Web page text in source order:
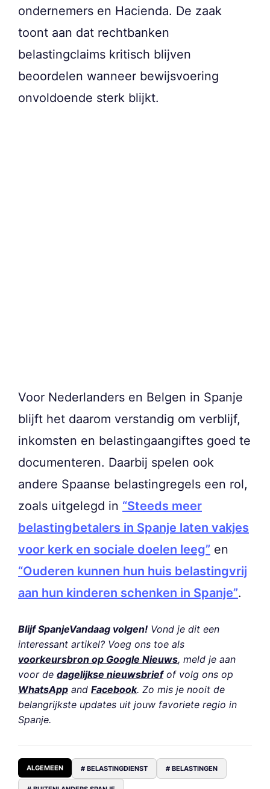
ondernemers en Hacienda. De zaak
toont aan dat rechtbanken
belastingclaims kritisch blijven
beoordelen wanneer bewijsvoering
onvoldoende sterk blijkt.
Voor Nederlanders en Belgen in Spanje
blijft het daarom verstandig om verblijf,
inkomsten en belastingaangiftes goed te
documenteren. Daarbij spelen ook
andere Spaanse belastingregels een rol,
zoals uitgelegd in “Steeds meer
belastingbetalers in Spanje laten vakjes
voor kerk en sociale doelen leeg” en
“Ouderen kunnen hun huis belastingvrij
aan hun kinderen schenken in Spanje”.
Blijf SpanjeVandaag volgen! Vond je dit een
interessant artikel? Voeg ons toe als
voorkeursbron op Google Nieuws, meld je aan
voor de dagelijkse nieuwsbriefof volg ons op
WhatsApp and Facebook. Zo mis je nooit de
belangrijkste updates uit jouw favoriete regio in
Spanje.
ALGEMEEN # BELASTINGDIENST # BELASTINGEN